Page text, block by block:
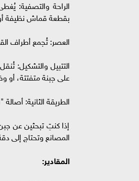
بقطعة قماش نظيفة أو شاش،
العصر: تُجمع أطراف
التتبيل والتشكيل:
على جبنة متفتتة، أو
الطريقة الثانية:
إذا كنتِ تبحثين عن
المصانع وتحتاج إلى
المقادير: